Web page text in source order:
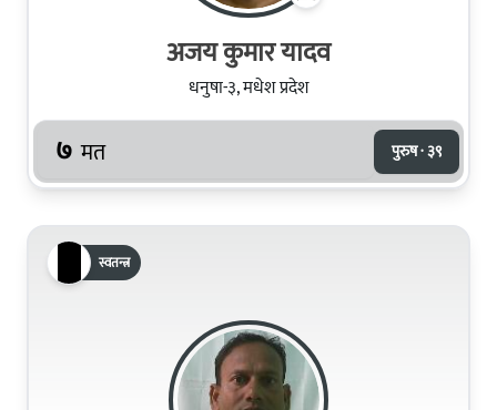
अजय कुमार यादव
धनुषा-३, मधेश प्रदेश
७ मत पुरुष · ३९
स्वतन्त्र